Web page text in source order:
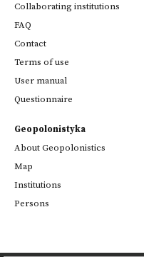
Collaborating institutions
FAQ
Contact
Terms of use
User manual
Questionnaire
Geopolonistyka
About Geopolonistics
Map
Institutions
Persons